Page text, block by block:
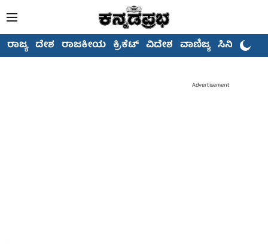
ರಾಜ್ಯ ದೇಶ ರಾಜಕೀಯ ಕ್ರಿಕೆಟ್ ವಿದೇಶ ವಾಣಿಜ್ಯ ಸಿನಿಮಾ
Advertisement